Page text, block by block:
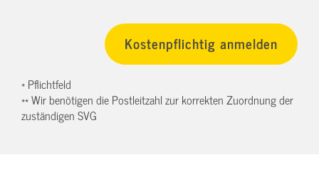
* Pflichtfeld
** Wir benötigen die Postleitzahl zur korrekten Zuordnung der
zuständigen SVG